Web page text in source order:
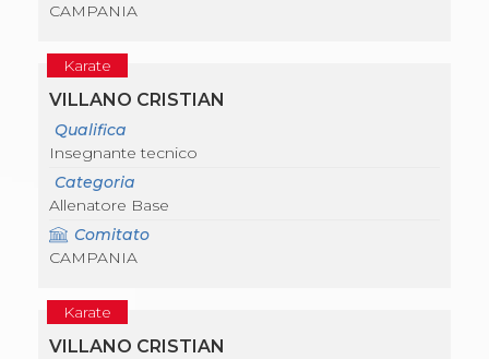
Quesiti fiscali
CAMPANIA
Karate
VILLANO CRISTIAN
Qualifica
Insegnante tecnico
Categoria
Allenatore Base
Comitato
CAMPANIA
Karate
VILLANO CRISTIAN